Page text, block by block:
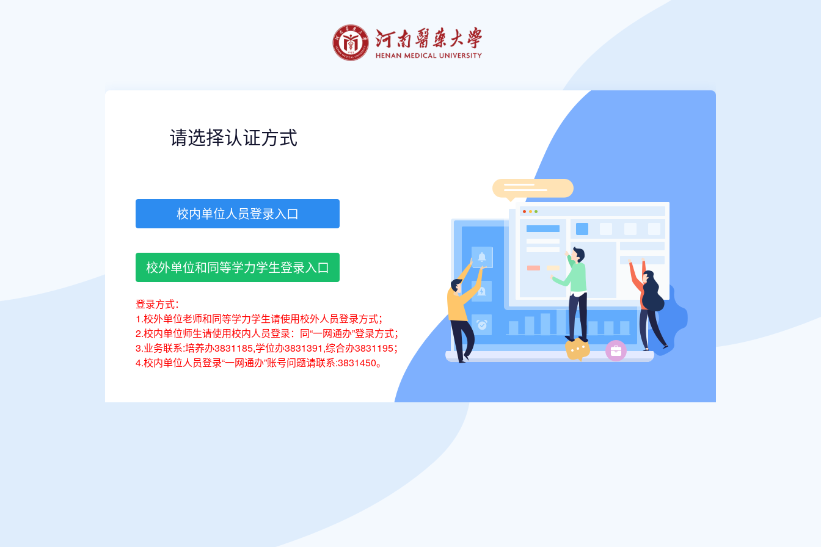
请选择认证方式
校内单位人员登录入口
校外单位和同等学力学生登录入口
登录方式：
1.校外单位老师和同等学力学生请使用校外人员登录方式；
2.校内单位师生请使用校内人员登录：同“一网通办”登录方式；
3.业务联系:培养办3831185,学位办3831391,综合办3831195；
4.校内单位人员登录“一网通办”账号问题请联系:3831450。